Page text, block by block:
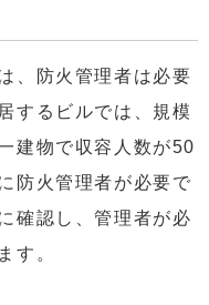
、防火管理者は必要
するビルでは、規模
建物で収容人数が50
防火管理者が必要で
確認し、管理者が必
す。